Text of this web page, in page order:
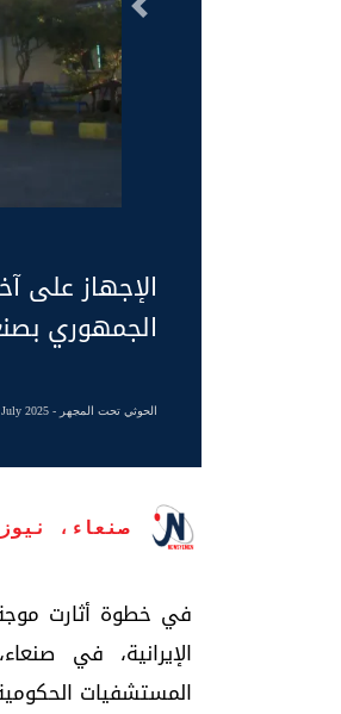
السابق
الإجهاز على
الجمهوري
الحوثي تحت المجهر - Tuesday 22 July 2025 الساعة 06:05 pm
صنعاء،
في خطوة أثارت
الإيرانية، في
المستشفيات